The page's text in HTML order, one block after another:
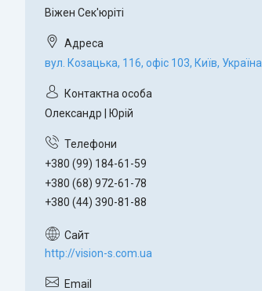
Віжен Сек'юріті
вул. Козацька, 116, офіс 103, Київ, Україна
Олександр | Юрій
+380 (99) 184-61-59
+380 (68) 972-61-78
+380 (44) 390-81-88
http://vision-s.com.ua